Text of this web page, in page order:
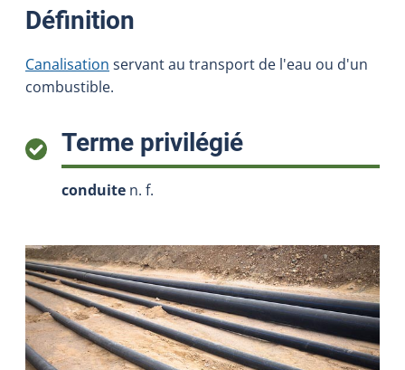
Définition
Canalisation servant au transport de l'eau ou d'un
combustible.
Terme privilégié:
conduite n. f.